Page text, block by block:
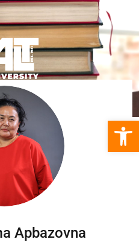
Apbazovna